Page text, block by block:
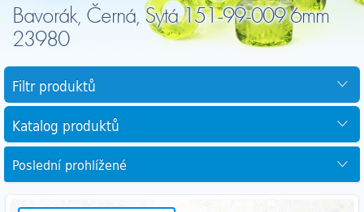
Bavorák, Černá, Sytá 151-99-009 6mm
23980
Filtr produktů
Katalog produktů
Poslední prohlížené